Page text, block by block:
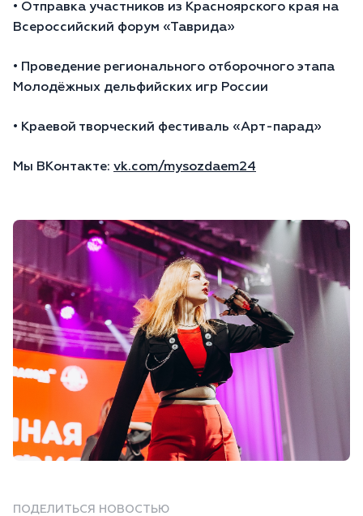
• Отправка участников из Красноярского края на
Всероссийский форум «Таврида»
• Проведение регионального отборочного этапа
Молодёжных дельфийских игр России
• Краевой творческий фестиваль «Арт-парад»
Мы ВКонтакте: vk.com/mysozdaem24
ПОДЕЛИТЬСЯ НОВОСТЬЮ